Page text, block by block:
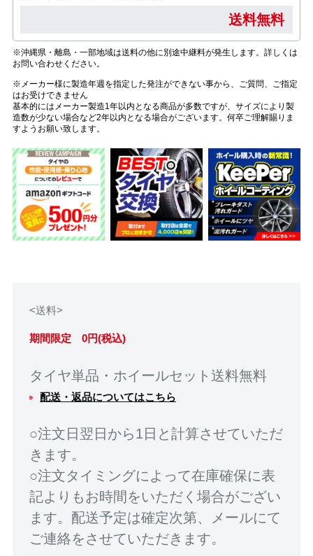
送料無料
※沖縄県・離島・一部地域は送料の他に別途中継料が発生します。詳しくは
お問い合わせください。
※メーカー様に製造年週を指定した発注ができない事から、ご質問、ご指定
はお受けできません
基本的にはメーカー製造1年以内となる商品が多数ですが、サイズにより製
造数が少ない場合など2年以内となる場合がございます。何卒ご理解賜りま
すようお願い致します。
<送料>
期間限定 0円(税込)
タイヤ単品・ホイールセット送料無料
配送・返品についてはこちら
○注文日翌日から1日と計算させていただ
きます。
○注文タイミングによって在庫確保に表
記よりもお時間をいただく場合がござい
ます。配送予定は確定次第、メールにて
ご連絡をさせていただきます。